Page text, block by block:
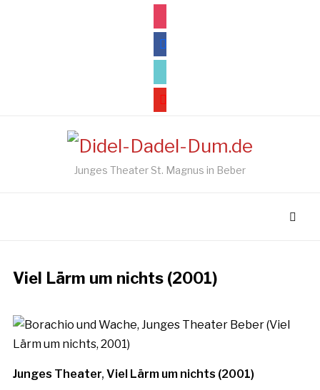
facebook
youtube
Junges Theater St. Magnus in Beber
Viel Lärm um nichts (2001)
Junges Theater, Viel Lärm um nichts (2001)